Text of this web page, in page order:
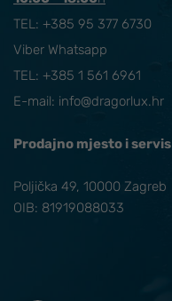
TEL: +385 95 377 6730
Viber Whatsapp
TEL: +385 1 561 6961
E-mail: info@dragorlux.hr
Prodajno mjesto i servis
Poljička 49, 10000 Zagreb
OIB: 81919088033